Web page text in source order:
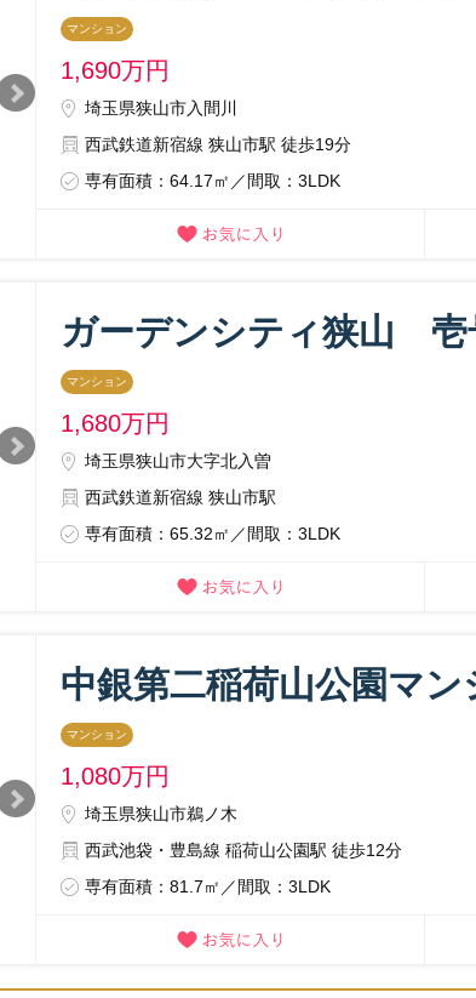
マンション
1,690万円
埼玉県狭山市入間川
西武鉄道新宿線 狭山市駅 徒歩19分
専有面積：64.17㎡／間取：3LDK
ガーデンシティ狭山 壱
マンション
1,680万円
埼玉県狭山市大字北入曽
西武鉄道新宿線 狭山市駅
専有面積：65.32㎡／間取：3LDK
中銀第二稲荷山公園マン
マンション
1,080万円
埼玉県狭山市鵜ノ木
西武池袋・豊島線 稲荷山公園駅 徒歩12分
専有面積：81.7㎡／間取：3LDK